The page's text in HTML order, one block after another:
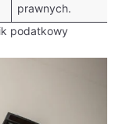
prawnych.
podatkowy